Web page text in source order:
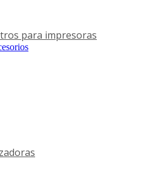
para impresoras